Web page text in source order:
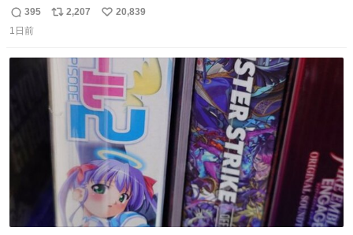
パクトシティつくって高齢者を住ませる考えらしい 病院も
全部駅前にある
返
信
395
リ
2,207
い
数
20,839
1日前